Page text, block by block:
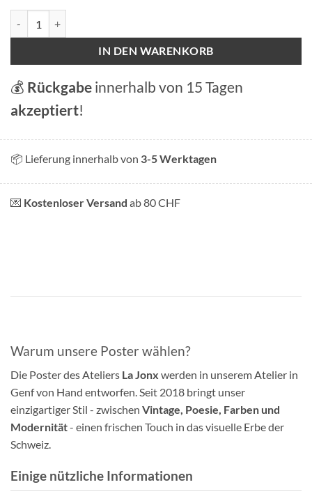
IN DEN WARENKORB
💰 Rückgabe innerhalb von 15 Tagen
akzeptiert!
📦 Lieferung innerhalb von 3-5 Werktagen
💌 Kostenloser Versand ab 80 CHF
Warum unsere Poster wählen?
Die Poster des Ateliers La Jonx werden in unserem Atelier in
Genf von Hand entworfen. Seit 2018 bringt unser
einzigartiger Stil - zwischen Vintage, Poesie, Farben und
Modernität- einen frischen Touch in das visuelle Erbe der
Schweiz.
Einige nützliche Informationen